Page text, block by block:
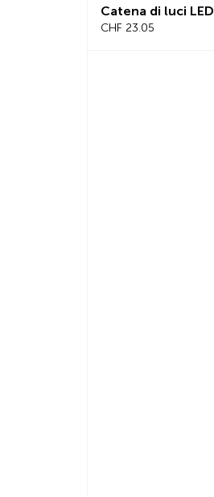
Catena di luci LED
CHF 23.05